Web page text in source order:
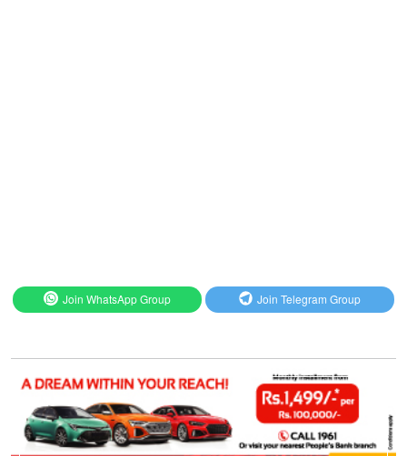
Join WhatsApp Group Join Telegram Group